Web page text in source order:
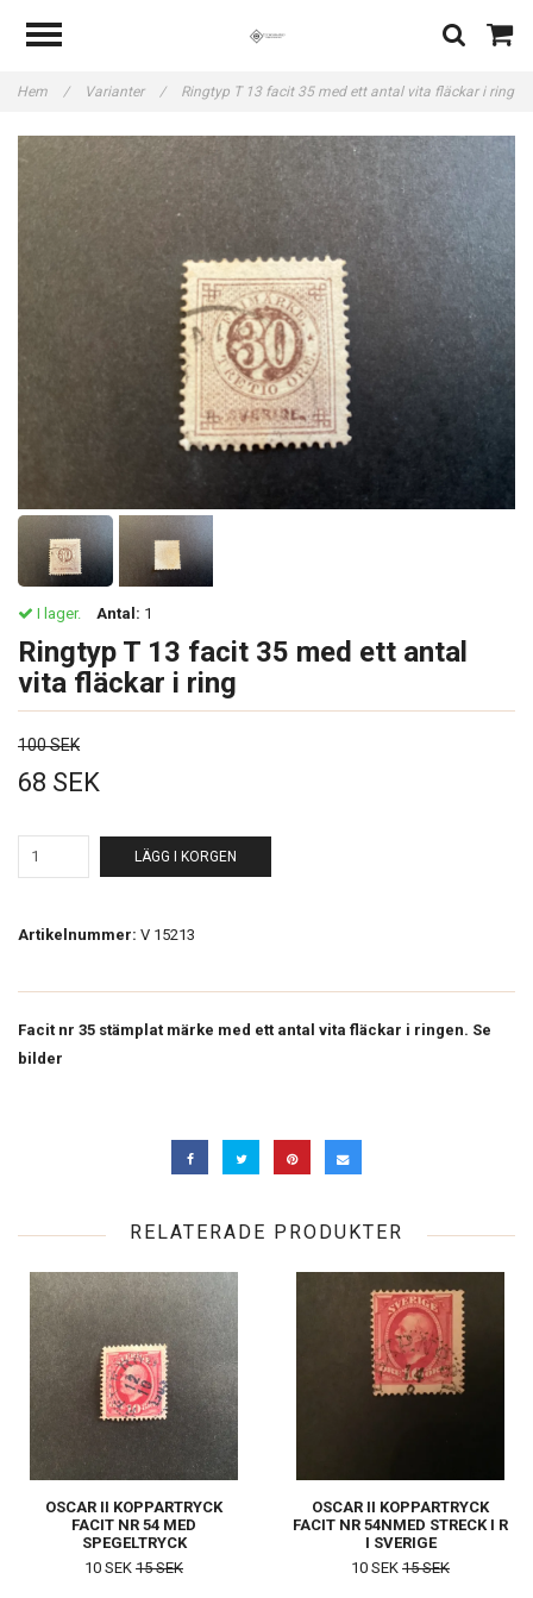
Hem / Varianter / Ringtyp T 13 facit 35 med ett antal vita fläckar i ring
I lager. Antal: 1
Ringtyp T 13 facit 35 med ett antal
vita fläckar i ring
100 SEK
68 SEK
LÄGG I KORGEN
Artikelnummer: V 15213
Facit nr 35 stämplat märke med ett antal vita fläckar i ringen. Se
bilder
RELATERADE PRODUKTER
OSCAR II KOPPARTRYCK
FACIT NR 54 MED
SPEGELTRYCK
10 SEK 15 SEK
OSCAR II KOPPARTRYCK
FACIT NR 54NMED STRECK I R
I SVERIGE
10 SEK 15 SEK